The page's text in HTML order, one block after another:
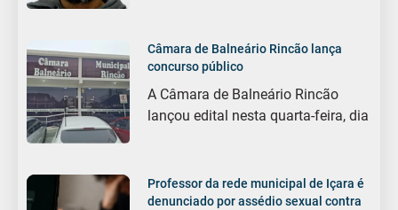
Câmara de Balneário Rincão lança
concurso público
A Câmara de Balneário Rincão
lançou edital nesta quarta-feira, dia
Professor da rede municipal de Içara é
denunciado por assédio sexual contra